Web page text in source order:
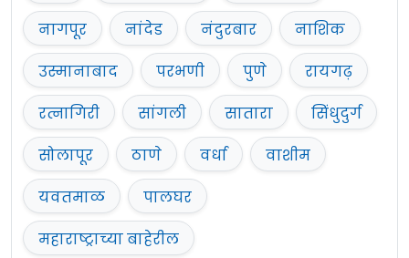
नागपूर
नांदेड नंदुरबार
नाशिक
उस्मानाबाद
परभणी पुणे
रायगढ़
रत्नागिरी
सांगली सातारा
सिंधुदुर्ग
सोलापूर
ठाणे वर्धा
वाशीम
यवतमाळ
पालघर
महाराष्ट्राच्या बाहेरील